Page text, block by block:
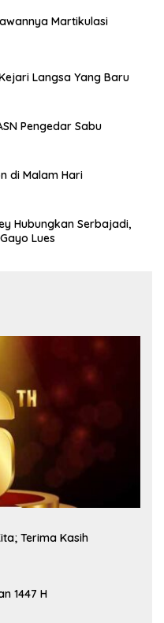
Martikulasi
Langsa Yang Baru
Pengedar Sabu
di Malam Hari
Hubungkan Serbajadi,
Lues
Terima Kasih
1447 H